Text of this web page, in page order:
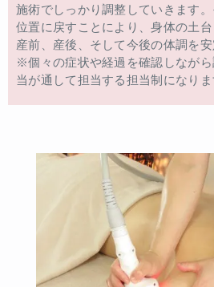
施術でしっかり調整していきます
位置に戻すことにより、身体の土台
産前、産後、そして今後の体調を安
※個々の症状や経過を確認しなが
当が通して担当する担当制になりま